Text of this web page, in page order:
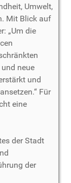
Umwelt,
Mit Blick auf
„Um die
neue
und
Für
eine
der Stadt
der